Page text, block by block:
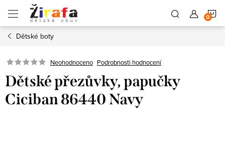
obsah
Dětské boty
Neohodnoceno Podrobnosti hodnocení
Dětské přezůvky, papučky
Ciciban 86440 Navy